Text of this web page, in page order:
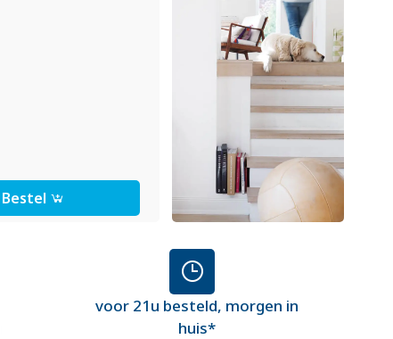
Bestel
voor 21u besteld, morgen in
huis*